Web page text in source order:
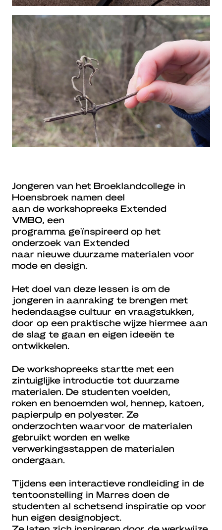
Jongeren van het Broeklandcollege in
Hoensbroek namen deel
aan de workshopreeks Extended
VMBO, een
programma geïnspireerd op het
onderzoek van Extended
naar nieuwe duurzame materialen voor
mode en design.
Het doel van deze lessen is om de
jongeren in aanraking te brengen met
hedendaagse cultuur en vraagstukken,
door op een praktische wijze hiermee aan
de slag te gaan en eigen ideeën te
ontwikkelen.
De workshopreeks startte met een
zintuiglijke introductie tot duurzame
materialen. De studenten voelden,
roken en benoemden wol, hennep, katoen,
papierpulp en polyester. Ze
onderzochten waarvoor de materialen
gebruikt worden en welke
verwerkingsstappen de materialen
ondergaan.
Tijdens een interactieve rondleiding in de
tentoonstelling in Marres doen de
studenten al schetsend inspiratie op voor
hun eigen designobject.